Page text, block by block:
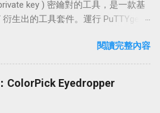
」 設置教學 開啟「行動
LINE APP，在「設置」頁面點擊
到【上一頁】點選【個人資料】，接
動條碼】。 這一步我們選取【行動
】，接著到「桌機裝置」開啟「電
APP 並點選【使用行動條碼登
用開啟中的「行動條碼掃描器」掃
「 Namecheap 」、「 Name.com
主網域 www 設定 (
頂層網域 ) 子網域 blog 設定
( 頂層網域 ) 首先，登入 Blogger 後
頁框中的「設定 \ 基本」，再到右
key ) 密鑰對的工具，是一款基
衍生出的工具套件。運行 PuTTYgen
客戶端的私鑰格式做交互操作 (
FileZilla )。 PuTTYgen 可以使用
RSA )、SSH-2 ( RSA )、SSH-2
種格式做輸出，預設使用 2048 bits
操作 PuTTYgen 這個工具時，除了
閱讀完整內容
ColorPick Eyedropper